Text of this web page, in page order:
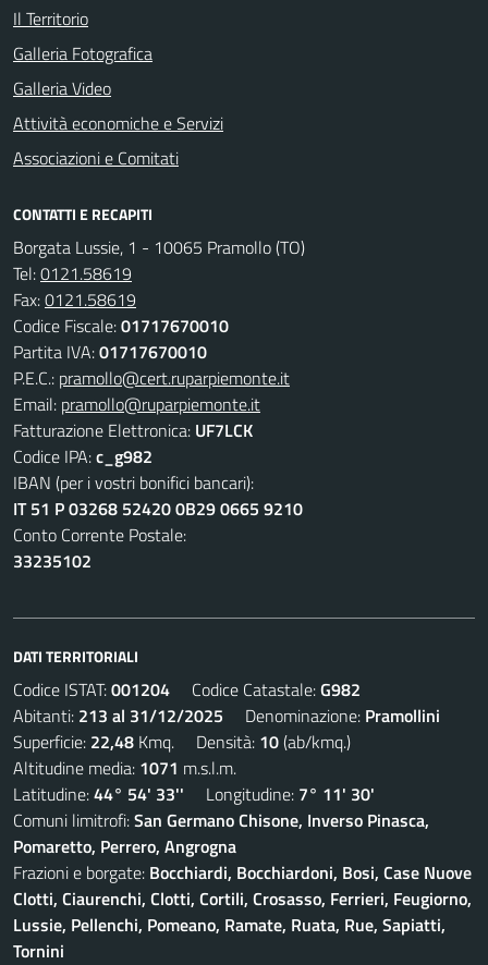
Il Territorio
Galleria Fotografica
Galleria Video
Attività economiche e Servizi
Associazioni e Comitati
CONTATTI E RECAPITI
Borgata Lussie, 1 - 10065 Pramollo (TO)
Tel:0121.58619
Fax:0121.58619
Codice Fiscale:01717670010
Partita IVA:01717670010
P.E.C.: pramollo@cert.ruparpiemonte.it
Email: pramollo@ruparpiemonte.it
Fatturazione Elettronica: UF7LCK
Codice IPA:c_g982
IBAN (per i vostri bonifici bancari):
IT 51 P 03268 52420 0B29 0665 9210
Conto Corrente Postale:
33235102
DATI TERRITORIALI
Codice ISTAT:001204 Codice Catastale:G982
Abitanti: 213 al 31/12/2025 Denominazione: Pramollini
Superficie: 22,48 Kmq. Densità: 10(ab/kmq.)
Altitudine media: 1071 m.s.l.m.
Latitudine:44° 54' 33'' Longitudine: 7° 11' 30'
Comuni limitrofi:San Germano Chisone, Inverso Pinasca,
Pomaretto, Perrero, Angrogna
Frazioni e borgate: Bocchiardi, Bocchiardoni, Bosi, Case Nuove
Clotti, Ciaurenchi, Clotti, Cortili, Crosasso, Ferrieri, Feugiorno,
Lussie, Pellenchi, Pomeano, Ramate, Ruata, Rue, Sapiatti,
Tornini